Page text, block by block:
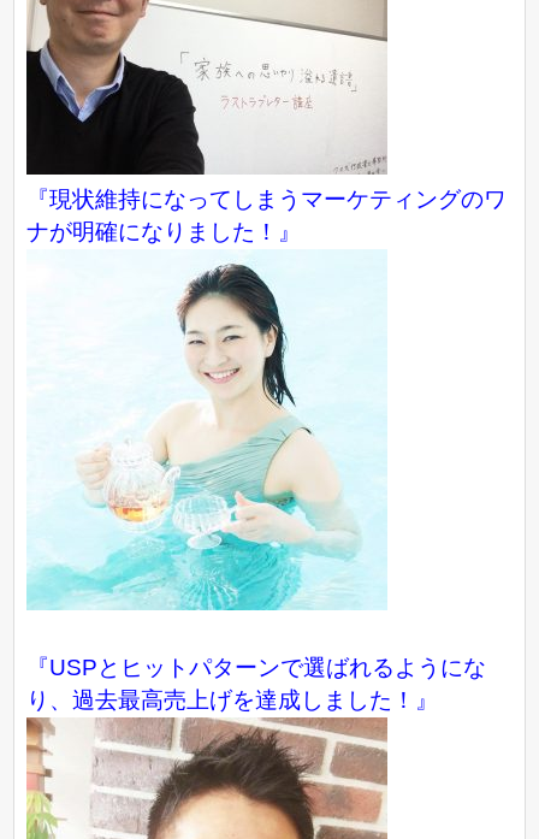
『現状維持になってしまうマーケティングのワ
ナが明確になりました！』
『USPとヒットパターンで選ばれるようにな
り、過去最高売上げを達成しました！』